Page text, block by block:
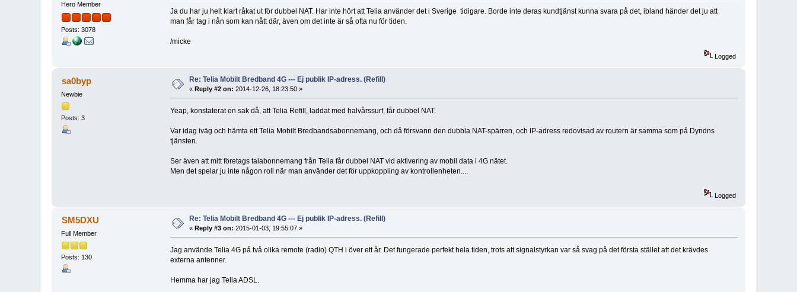
Hero Member
Posts: 3078
Ja du har ju helt klart råkat ut för dubbel NAT. Har inte hört att Telia använder det i Sverige tidigare. Borde inte deras kundtjänst kunna svara på det, ibland händer det ju att
man får tag i nån som kan nått där, även om det inte är så ofta nu för tiden.
/micke
Logged
sa0byp
Newbie
Posts: 3
Re: Telia Mobilt Bredband 4G --- Ej publik IP-adress. (Refill)
«Reply #2 on: 2014-12-26, 18:23:50 »
Yeap, konstaterat en sak då, att Telia Refill, laddat med halvårssurf, får dubbel NAT.
Var idag iväg och hämta ett Telia Mobilt Bredbandsabonnemang, och då försvann den dubbla NAT-spärren, och IP-adress redovisad av routern är samma som på Dyndns
tjänsten.
Ser även att mitt företags talabonnemang från Telia får dubbel NAT vid aktivering av mobil data i 4G nätet.
Men det spelar ju inte någon roll när man använder det för uppkoppling av kontrollenheten....
Logged
SM5DXU
Full Member
Posts: 130
Re: Telia Mobilt Bredband 4G --- Ej publik IP-adress. (Refill)
«Reply #3 on: 2015-01-03, 19:55:07 »
Jag använde Telia 4G på två olika remote (radio) QTH i över ett år. Det fungerade perfekt hela tiden, trots att signalstyrkan var så svag på det första stället att det krävdes
externa antenner.
Hemma har jag Telia ADSL.